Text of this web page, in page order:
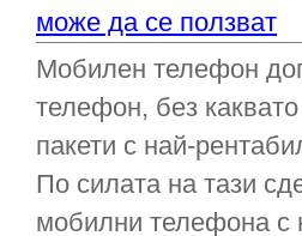
може да се ползват
Мобилен телефон
телефон, без
пакети с най-
По силата на тази
мобилни телефона с